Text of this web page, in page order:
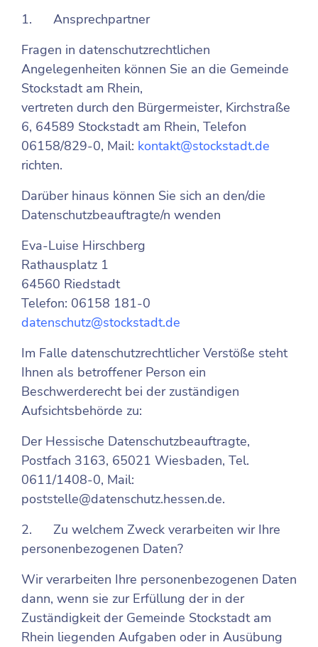
1. Ansprechpartner
Fragen in datenschutzrechtlichen
Angelegenheiten können Sie an die Gemeinde
Stockstadt am Rhein,
vertreten durch den Bürgermeister, Kirchstraße
6, 64589 Stockstadt am Rhein, Telefon
06158/829-0, Mail: kontakt@stockstadt.de
richten.
Darüber hinaus können Sie sich an den/die
Datenschutzbeauftragte/n wenden
Eva-Luise Hirschberg
Rathausplatz 1
64560 Riedstadt
Telefon: 06158 181-0
datenschutz@stockstadt.de
Im Falle datenschutzrechtlicher Verstöße steht
Ihnen als betroffener Person ein
Beschwerderecht bei der zuständigen
Aufsichtsbehörde zu:
Der Hessische Datenschutzbeauftragte,
Postfach 3163, 65021 Wiesbaden, Tel.
0611/1408-0, Mail:
poststelle@datenschutz.hessen.de.
2. Zu welchem Zweck verarbeiten wir Ihre
personenbezogenen Daten?
Wir verarbeiten Ihre personenbezogenen Daten
dann, wenn sie zur Erfüllung der in der
Zuständigkeit der Gemeinde Stockstadt am
Rhein liegenden Aufgaben oder in Ausübung